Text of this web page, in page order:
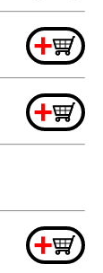
+
+
puede pedir
+